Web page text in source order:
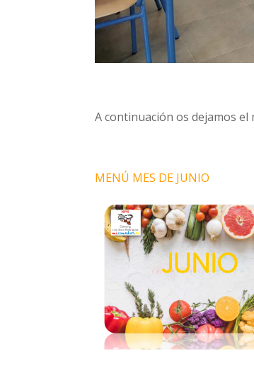
A continuación os dejamos el
MENÚ MES DE JUNIO